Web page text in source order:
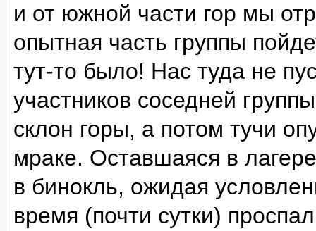
и от южной части гор мы
опытная часть группы
тут-то было! Нас туда не
участников соседней
склон горы, а потом тучи
мраке. Оставшаяся в
в бинокль, ожидая
время (почти сутки)